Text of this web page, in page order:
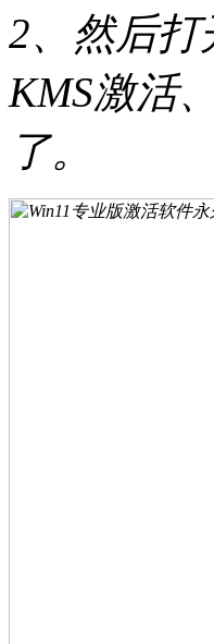
2、然后打
KMS激活
了。